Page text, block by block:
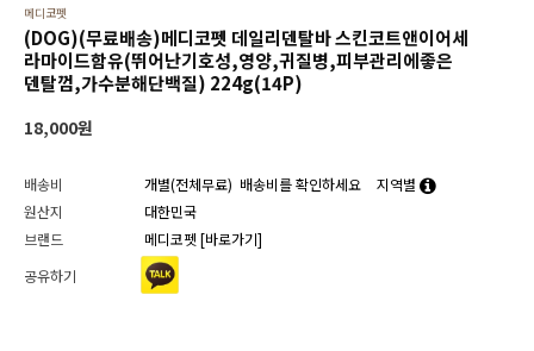
메디코펫
(DOG)(무료배송)메디코펫 데일리덴탈바 스킨코트앤이어세
라마이드함유(뛰어난기호성,영양,귀질병,피부관리에좋은
덴탈껌,가수분해단백질) 224g(14P)
18,000원
배송비 개별(전체무료) 배송비를 확인하세요
지역별
원산지
대한민국
브랜드
메디코펫 [바로가기]
공유하기